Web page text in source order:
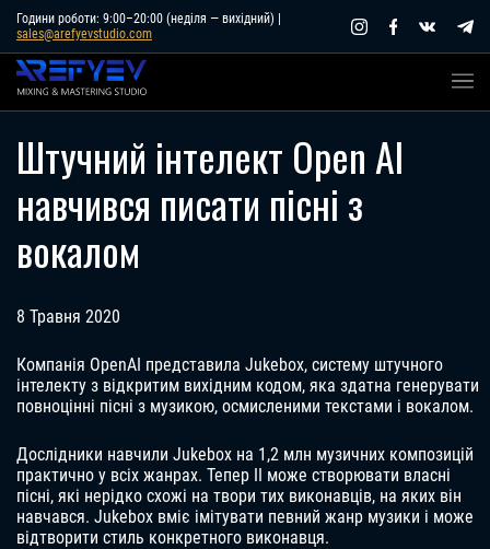
Skip
content
Години роботи: 9:00–20:00 (неділя — вихідний) |
sales@arefyevstudio.com
Штучний інтелект Open AI
навчився писати пісні з
вокалом
8 Травня 2020
Компанія OpenAI представила Jukebox, систему штучного
інтелекту з відкритим вихідним кодом, яка здатна генерувати
повноцінні пісні з музикою, осмисленими текстами і вокалом.
Дослідники навчили Jukebox на 1,2 млн музичних композицій
практично у всіх жанрах. Тепер ІІ може створювати власні
пісні, які нерідко схожі на твори тих виконавців, на яких він
навчався. Jukebox вміє імітувати певний жанр музики і може
відтворити стиль конкретного виконавця.